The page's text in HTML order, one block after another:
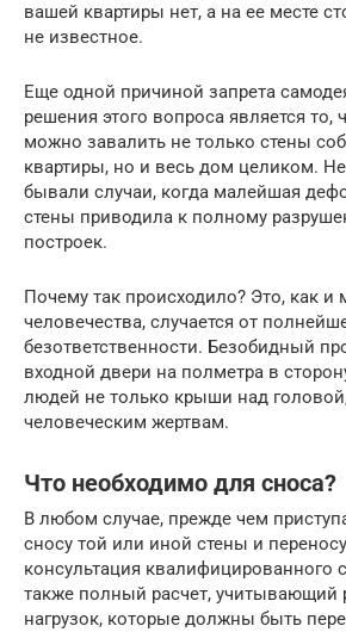
вашей квартиры нет, а на ее месте
не известное.
Еще одной причиной запрета
решения этого вопроса является то,
можно завалить не только стены
квартиры, но и весь дом целиком.
бывали случаи, когда малейшая
стены приводила к полному
построек.
Почему так происходило? Это, как
человечества, случается от
безответственности. Безобидный
входной двери на полметра в
людей не только крыши над
человеческим жертвам.
Что необходимо для сноса?
В любом случае, прежде чем
сносу той или иной стены и
консультация квалифицированного
также полный расчет, учитывающий
нагрузок, которые должны быть